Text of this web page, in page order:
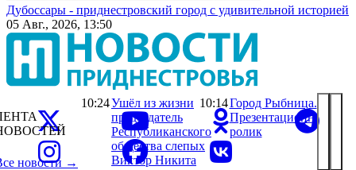
Дубоссары - приднестровский город с удивительной историей
05 Авг., 2026, 13:50
новости →
10:24Ушёл из жизни
председатель
Республиканского
общества слепых
Виктор Никита
10:14Город Рыбница.
Презентационный
ролик